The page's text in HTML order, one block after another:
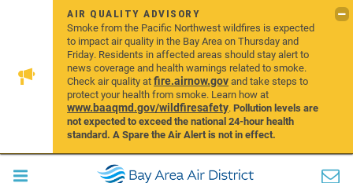
AIR QUALITY ADVISORY
Smoke from the Pacific Northwest wildfires is expected
to impact air quality in the Bay Area on Thursday and
Friday. Residents in affected areas should stay alert to
news coverage and health warnings related to smoke.
Check air quality atfire.airnow.govand take steps to
protect your health from smoke. Learn how at
www.baaqmd.gov/wildfiresafety.Pollution levels are
not expected to exceed the national 24-hour health
standard. A Spare the Air Alert is not in effect.